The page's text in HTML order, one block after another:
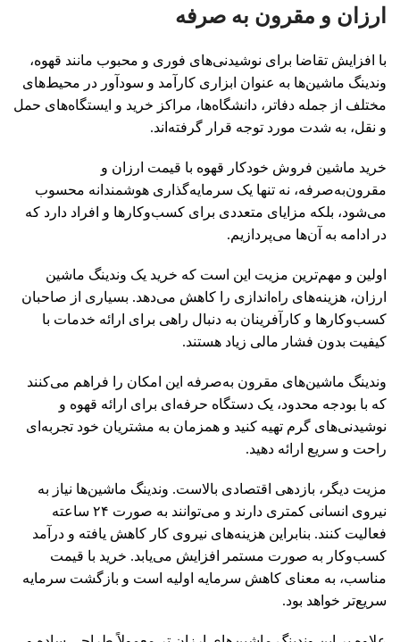
ارزان و مقرون به صرفه
با افزایش تقاضا برای نوشیدنی‌های فوری و محبوب مانند قهوه،
وندینگ ماشین‌ها به عنوان ابزاری کارآمد و سودآور در محیط‌های
مختلف از جمله دفاتر، دانشگاه‌ها، مراکز خرید و ایستگاه‌های حمل
و نقل، به شدت مورد توجه قرار گرفته‌اند.
خرید ماشین فروش خودکار قهوه با قیمت ارزان و
مقرون‌به‌صرفه، نه تنها یک سرمایه‌گذاری هوشمندانه محسوب
می‌شود، بلکه مزایای متعددی برای کسب‌وکارها و افراد دارد که
در ادامه به آن‌ها می‌پردازیم.
اولین و مهم‌ترین مزیت این است که خرید یک وندینگ ماشین
ارزان، هزینه‌های راه‌اندازی را کاهش می‌دهد. بسیاری از صاحبان
کسب‌وکارها و کارآفرینان به دنبال راهی برای ارائه خدمات با
کیفیت بدون فشار مالی زیاد هستند.
وندینگ ماشین‌های مقرون ‌به‌صرفه این امکان را فراهم می‌کنند
که با بودجه محدود، یک دستگاه حرفه‌ای برای ارائه قهوه و
نوشیدنی‌های گرم تهیه کنید و همزمان به مشتریان خود تجربه‌ای
راحت و سریع ارائه دهید.
مزیت دیگر، بازدهی اقتصادی بالاست. وندینگ ماشین‌ها نیاز به
نیروی انسانی کمتری دارند و می‌توانند به صورت ۲۴ ساعته
فعالیت کنند. بنابراین هزینه‌های نیروی کار کاهش یافته و درآمد
کسب‌وکار به صورت مستمر افزایش می‌یابد. خرید با قیمت
مناسب، به معنای کاهش سرمایه اولیه است و بازگشت سرمایه
سریع‌تر خواهد بود.